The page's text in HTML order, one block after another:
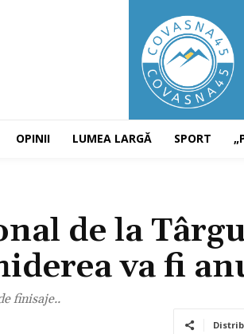
OPINII LUMEA LARGĂ SPORT
de la Târgu
va fi
finisaje..